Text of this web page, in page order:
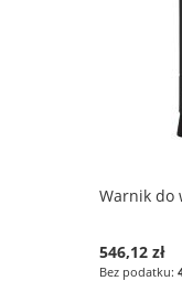
Warnik do
546,12 zł